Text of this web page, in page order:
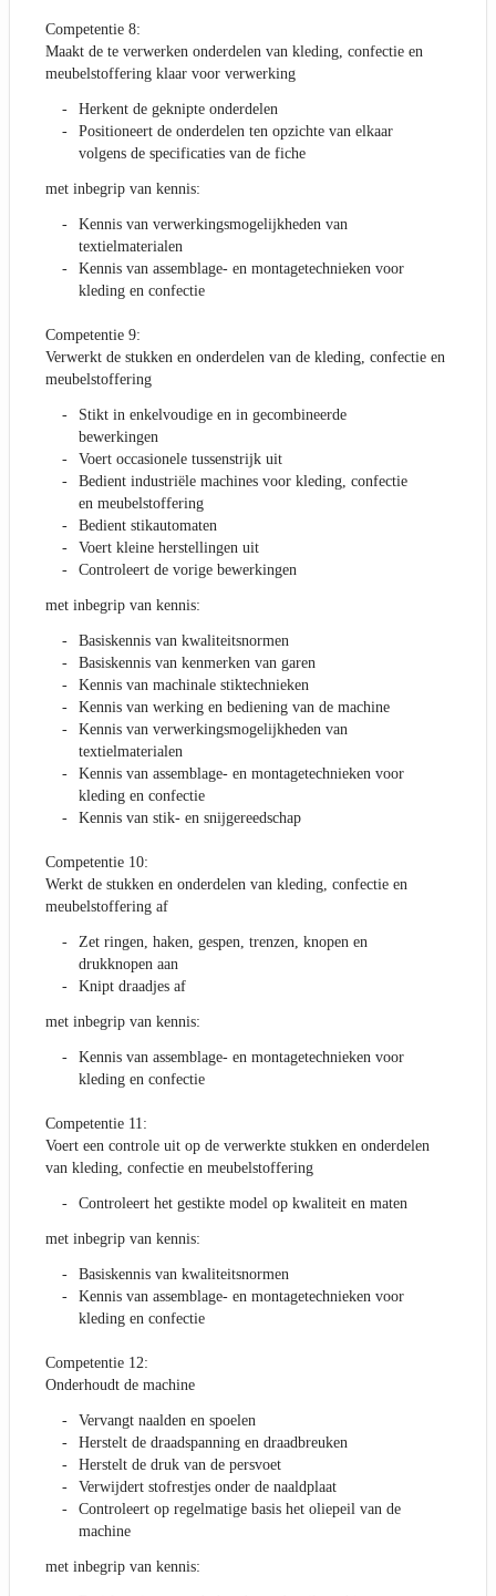
Competentie 8:
Maakt de te verwerken onderdelen van kleding, confectie en
meubelstoffering klaar voor verwerking
Herkent de geknipte onderdelen
Positioneert de onderdelen ten opzichte van elkaar
volgens de specificaties van de fiche
met inbegrip van kennis:
Kennis van verwerkingsmogelijkheden van
textielmaterialen
Kennis van assemblage- en montagetechnieken voor
kleding en confectie
Competentie 9:
Verwerkt de stukken en onderdelen van de kleding, confectie en
meubelstoffering
Stikt in enkelvoudige en in gecombineerde
bewerkingen
Voert occasionele tussenstrijk uit
Bedient industriële machines voor kleding, confectie
en meubelstoffering
Bedient stikautomaten
Voert kleine herstellingen uit
Controleert de vorige bewerkingen
met inbegrip van kennis:
Basiskennis van kwaliteitsnormen
Basiskennis van kenmerken van garen
Kennis van machinale stiktechnieken
Kennis van werking en bediening van de machine
Kennis van verwerkingsmogelijkheden van
textielmaterialen
Kennis van assemblage- en montagetechnieken voor
kleding en confectie
Kennis van stik- en snijgereedschap
Competentie 10:
Werkt de stukken en onderdelen van kleding, confectie en
meubelstoffering af
Zet ringen, haken, gespen, trenzen, knopen en
drukknopen aan
Knipt draadjes af
met inbegrip van kennis:
Kennis van assemblage- en montagetechnieken voor
kleding en confectie
Competentie 11:
Voert een controle uit op de verwerkte stukken en onderdelen
van kleding, confectie en meubelstoffering
Controleert het gestikte model op kwaliteit en maten
met inbegrip van kennis:
Basiskennis van kwaliteitsnormen
Kennis van assemblage- en montagetechnieken voor
kleding en confectie
Competentie 12:
Onderhoudt de machine
Vervangt naalden en spoelen
Herstelt de draadspanning en draadbreuken
Herstelt de druk van de persvoet
Verwijdert stofrestjes onder de naaldplaat
Controleert op regelmatige basis het oliepeil van de
machine
met inbegrip van kennis: